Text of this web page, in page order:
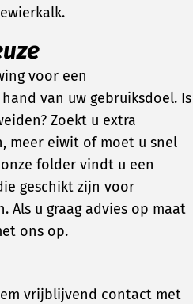
voor een
van uw gebruiksdoel. Is
Zoekt u extra
meer eiwit of moet u snel
folder vindt u een
geschikt zijn voor
Als u graag advies op maat
ons op.
vrijblijvend contact met